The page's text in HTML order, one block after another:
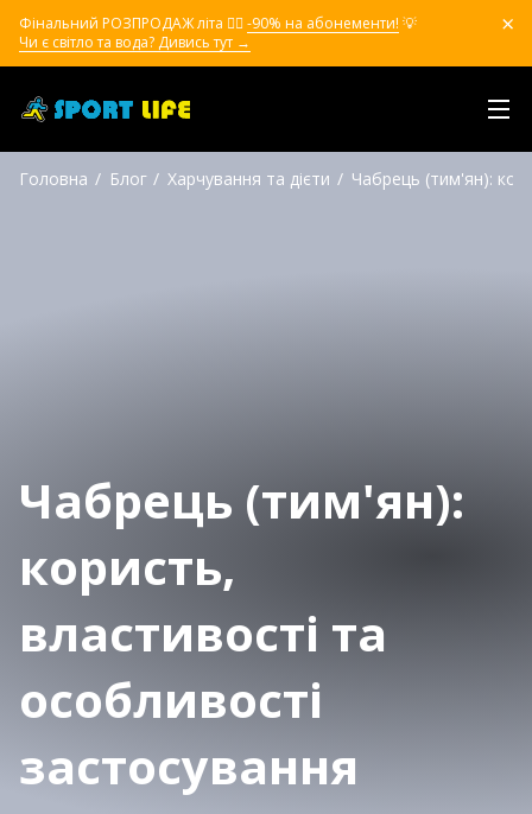
Фінальний РОЗПРОДАЖ літа ❤️‍🔥 -90% на абонементи! 💡
Чи є світло та вода? Дивись тут →
Головна Блог Харчування та дієти Чабрець (тим'ян):
Чабрець (тим'ян):
користь,
властивості та
особливості
застосування